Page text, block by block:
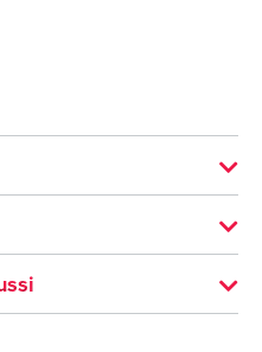
ans
tous les jours de 8h à 10h.